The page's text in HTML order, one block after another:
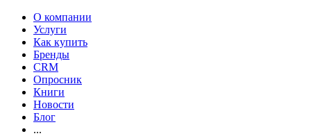
О компании
Услуги
Как купить
Бренды
CRM
Опросник
Книги
Новости
Блог
...